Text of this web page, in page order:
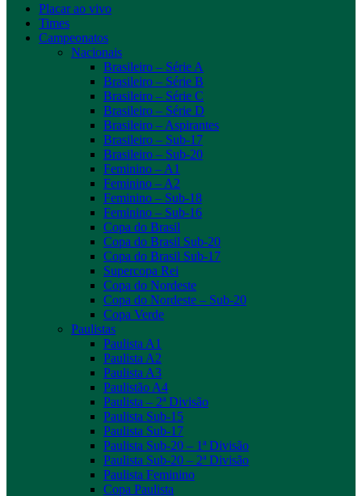
Placar ao vivo
Times
Campeonatos
Nacionais
Brasileiro – Série A
Brasileiro – Série B
Brasileiro – Série C
Brasileiro – Série D
Brasileiro – Aspirantes
Brasileiro – Sub-17
Brasileiro – Sub-20
Feminino – A1
Feminino – A2
Feminino – Sub-18
Feminino – Sub-16
Copa do Brasil
Copa do Brasil Sub-20
Copa do Brasil Sub-17
Supercopa Rei
Copa do Nordeste
Copa do Nordeste – Sub-20
Copa Verde
Paulistas
Paulista A1
Paulista A2
Paulista A3
Paulistão A4
Paulista – 2ª Divisão
Paulista Sub-15
Paulista Sub-17
Paulista Sub-20 – 1ª Divisão
Paulista Sub-20 – 2ª Divisão
Paulista Feminino
Copa Paulista